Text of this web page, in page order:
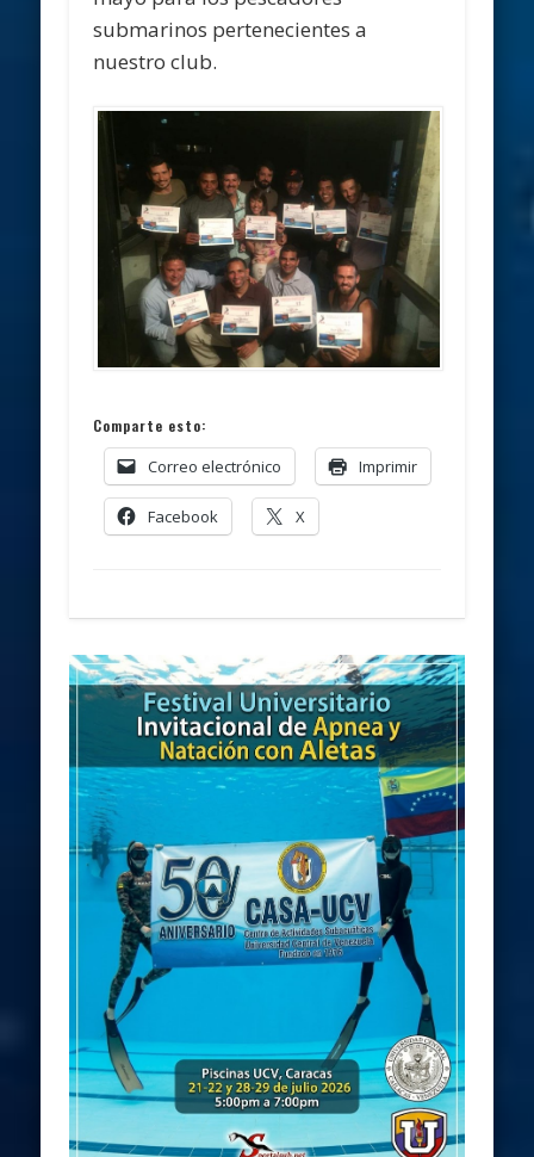
submarinos pertenecientes a
nuestro club.
Comparte esto:
Correo electrónico Imprimir
Facebook X